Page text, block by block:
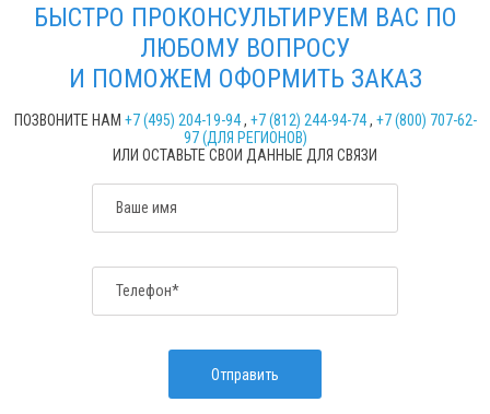
БЫСТРО ПРОКОНСУЛЬТИРУЕМ ВАС ПО
ЛЮБОМУ ВОПРОСУ
И ПОМОЖЕМ ОФОРМИТЬ ЗАКАЗ
ПОЗВОНИТЕ НАМ +7 (495) 204-19-94, +7 (812) 244-94-74, +7 (800) 707-62-
97 (ДЛЯ РЕГИОНОВ)
ИЛИ ОСТАВЬТЕ СВОИ ДАННЫЕ ДЛЯ СВЯЗИ
Ваше имя
Телефон*
Отправить